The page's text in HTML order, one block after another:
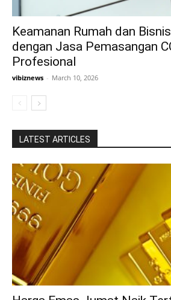
Keamanan Rumah dan
dengan Jasa Pemasangan
Profesional
vibiznews - March 10, 2026
LATEST ARTICLES